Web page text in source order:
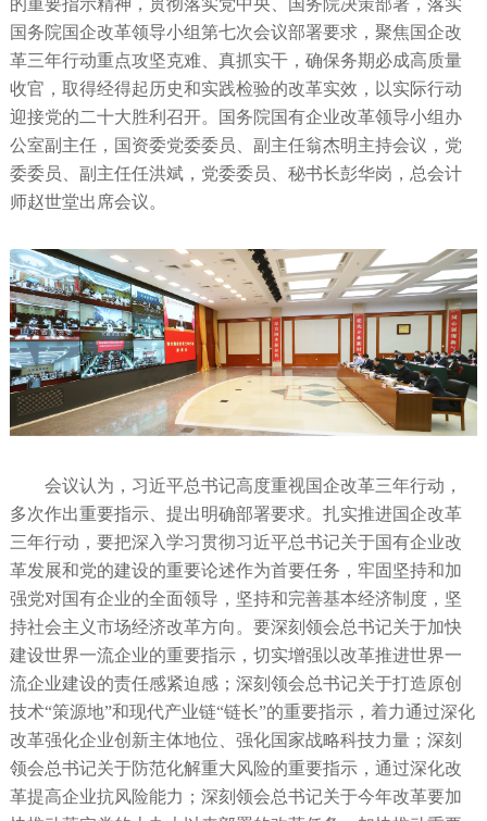
的重要指示精神，贯彻落实党中央、国务院决策部署，落实
国务院国企改革领导小组第七次会议部署要求，聚焦国企改
革三年行动重点攻坚克难、真抓实干，确保务期必成高质量
收官，取得经得起历史和实践检验的改革实效，以实际行动
迎接党的二十大胜利召开。国务院国有企业改革领导小组办
公室副主任，国资委党委委员、副主任翁杰明主持会议，党
委委员、副主任任洪斌，党委委员、秘书长彭华岗，总会计
师赵世堂出席会议。
会议认为，习近平总书记高度重视国企改革三年行动，
多次作出重要指示、提出明确部署要求。扎实推进国企改革
三年行动，要把深入学习贯彻习近平总书记关于国有企业改
革发展和党的建设的重要论述作为首要任务，牢固坚持和加
强党对国有企业的全面领导，坚持和完善基本经济制度，坚
持社会主义市场经济改革方向。要深刻领会总书记关于加快
建设世界一流企业的重要指示，切实增强以改革推进世界一
流企业建设的责任感紧迫感；深刻领会总书记关于打造原创
技术“策源地”和现代产业链“链长”的重要指示，着力通过深化
改革强化企业创新主体地位、强化国家战略科技力量；深刻
领会总书记关于防范化解重大风险的重要指示，通过深化改
革提高企业抗风险能力；深刻领会总书记关于今年改革要加